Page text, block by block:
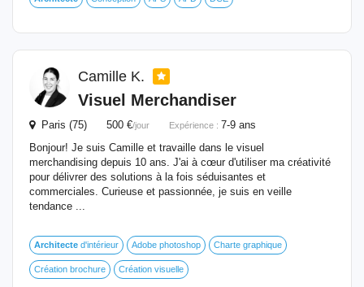
Camille K.
Visuel Merchandiser
Paris (75) 500 €/jour Expérience : 7-9 ans
Bonjour! Je suis Camille et travaille dans le visuel
merchandising depuis 10 ans. J'ai à cœur d'utiliser ma créativité
pour délivrer des solutions à la fois séduisantes et
commerciales. Curieuse et passionnée, je suis en veille
tendance ...
Architecte d'intérieur Adobe photoshop Charte graphique
Création brochure Création visuelle